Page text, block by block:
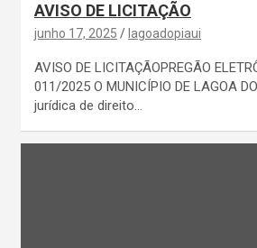
AVISO DE LICITAÇÃO
junho 17, 2025 lagoadopiaui
AVISO DE LICITAÇÃOPREGÃO
011/2025 O MUNICÍPIO DE LAGOA
jurídica de direito…